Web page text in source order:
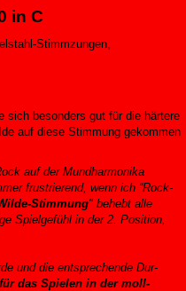
in C
Stimmzungen,
sich besonders gut für die härtere
auf diese Stimmung gekommen
auf der Mundharmonika
frustrierend, wenn ich “Rock-
Stimmung" behebt alle
Spielgefühl in der 2. Position,
und die entsprechende Dur-
das Spielen in der moll-